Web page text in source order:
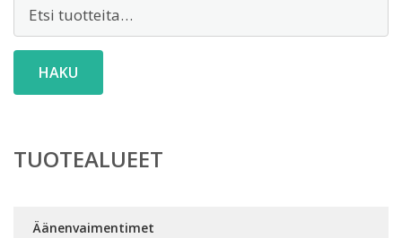
HAKU
TUOTEALUEET
Äänenvaimentimet